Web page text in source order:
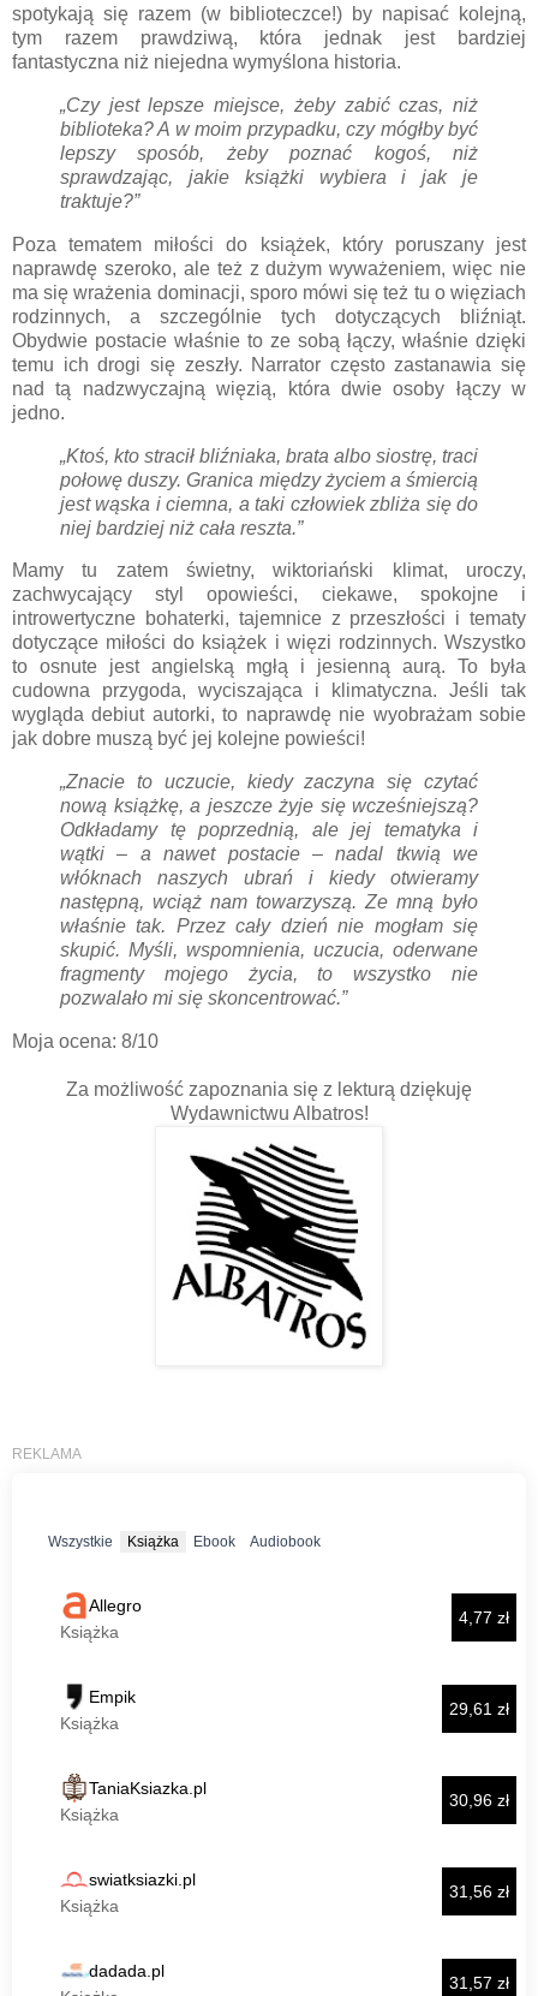
spotykają się razem (w biblioteczce!) by napisać kolejną,
tym razem prawdziwą, która jednak jest bardziej
fantastyczna niż niejedna wymyślona historia.
„Czy jest lepsze miejsce, żeby zabić czas, niż
biblioteka? A w moim przypadku, czy mógłby być
lepszy sposób, żeby poznać kogoś, niż
sprawdzając, jakie książki wybiera i jak je
traktuje?”
Poza tematem miłości do książek, który poruszany jest
naprawdę szeroko, ale też z dużym wyważeniem, więc nie
ma się wrażenia dominacji, sporo mówi się też tu o więziach
rodzinnych, a szczególnie tych dotyczących bliźniąt.
Obydwie postacie właśnie to ze sobą łączy, właśnie dzięki
temu ich drogi się zeszły. Narrator często zastanawia się
nad tą nadzwyczajną więzią, która dwie osoby łączy w
jedno.
„Ktoś, kto stracił bliźniaka, brata albo siostrę, traci
połowę duszy. Granica między życiem a śmiercią
jest wąska i ciemna, a taki człowiek zbliża się do
niej bardziej niż cała reszta.”
Mamy tu zatem świetny, wiktoriański klimat, uroczy,
zachwycający styl opowieści, ciekawe, spokojne i
introwertyczne bohaterki, tajemnice z przeszłości i tematy
dotyczące miłości do książek i więzi rodzinnych. Wszystko
to osnute jest angielską mgłą i jesienną aurą. To była
cudowna przygoda, wyciszająca i klimatyczna. Jeśli tak
wygląda debiut autorki, to naprawdę nie wyobrażam sobie
jak dobre muszą być jej kolejne powieści!
„Znacie to uczucie, kiedy zaczyna się czytać
nową książkę, a jeszcze żyje się wcześniejszą?
Odkładamy tę poprzednią, ale jej tematyka i
wątki – a nawet postacie – nadal tkwią we
włóknach naszych ubrań i kiedy otwieramy
następną, wciąż nam towarzyszą. Ze mną było
właśnie tak. Przez cały dzień nie mogłam się
skupić. Myśli, wspomnienia, uczucia, oderwane
fragmenty mojego życia, to wszystko nie
pozwalało mi się skoncentrować.”
Moja ocena: 8/10
Za możliwość zapoznania się z lekturą dziękuję
Wydawnictwu Albatros!